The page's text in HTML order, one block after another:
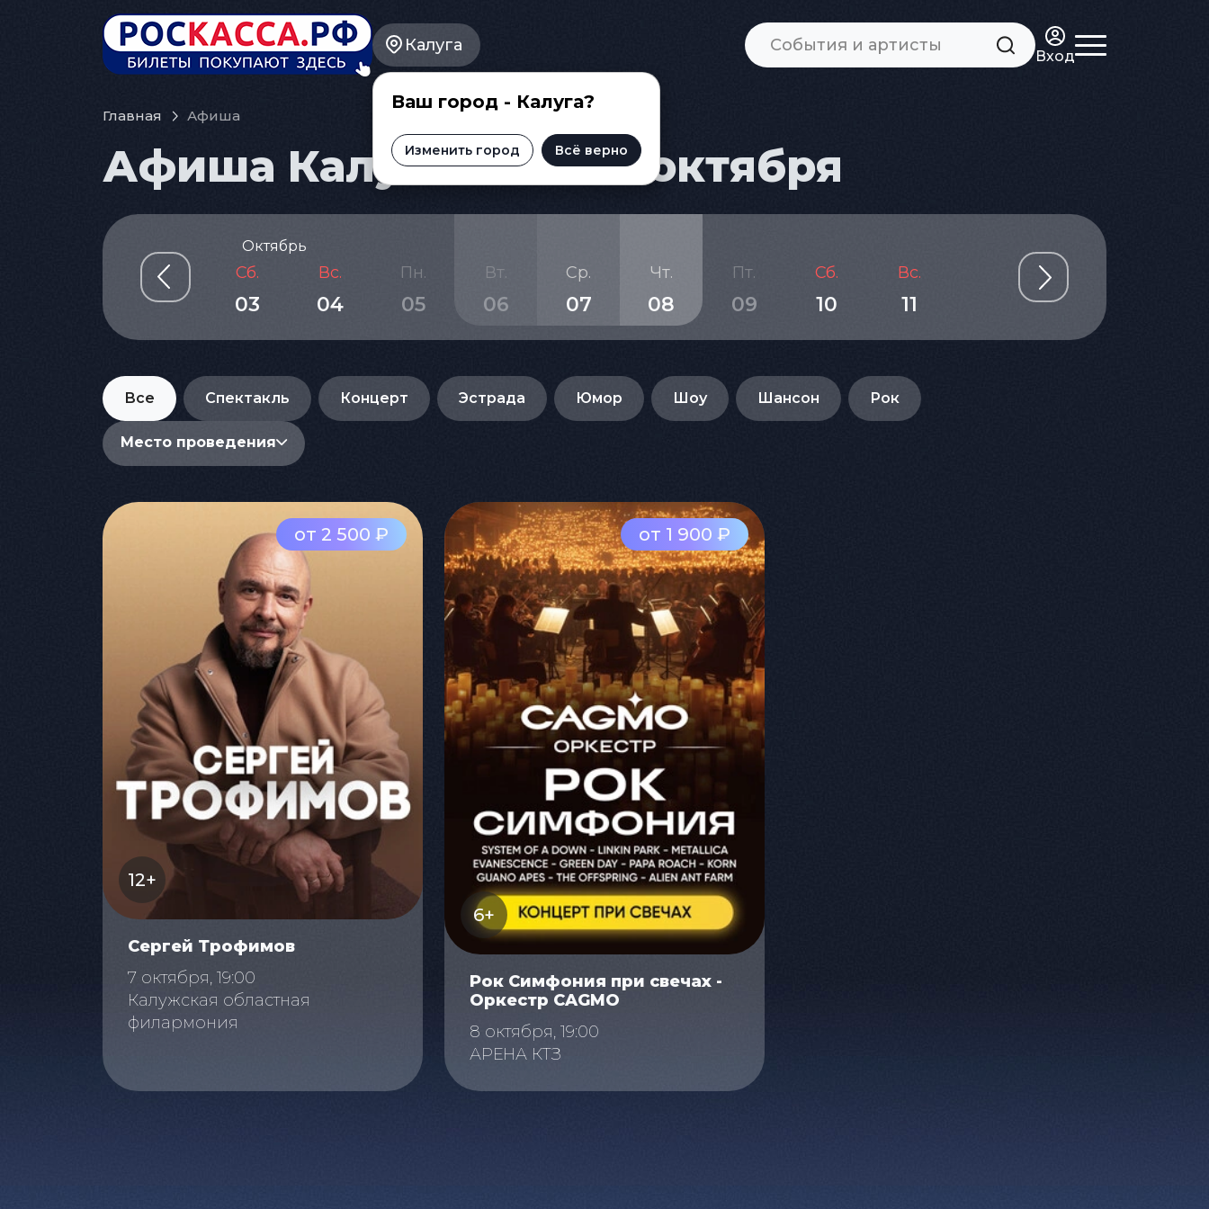
Калуга
Ваш город - Калуга?
Изменить город Всё верно
Вход
Главная Афиша
Афиша Калуги на 6 - 8 октября
Октябрь
Пт.
02
Сб.
03
Вс.
04
Пн.
05
Вт.
06
Ср.
07
Чт.
08
Пт.
09
Сб.
10
Вс.
11
Вт.
Все Спектакль Концерт Эстрада Юмор Шоу Шансон Рок
Место проведения
от 2 500 ₽
12+
Сергей Трофимов
7 октября, 19:00
Калужская областная
филармония
от 1 900 ₽
6+
Рок Симфония при свечах -
Оркестр CAGMO
8 октября, 19:00
АРЕНА КТЗ